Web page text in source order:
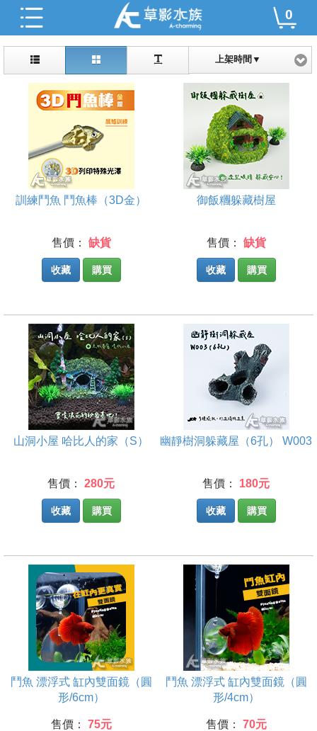
0
上架時間▼
訓練鬥魚 鬥魚棒（3D金）
售價： 缺貨
收藏 購買
御飯糰躲藏樹屋
售價： 缺貨
收藏 購買
山洞小屋 哈比人的家（S）
售價： 280元
收藏 購買
幽靜樹洞躲藏屋（6孔） W003
售價： 180元
收藏 購買
鬥魚 漂浮式 缸內雙面鏡（圓
形/6cm）
售價： 75元
鬥魚 漂浮式 缸內雙面鏡（圓
形/4cm）
售價： 70元